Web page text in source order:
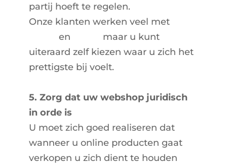
partij hoeft te regelen.
Onze klanten werken veel met
en
maar u kunt
uiteraard zelf kiezen waar u zich het
prettigste bij voelt.
5. Zorg dat uw webshop juridisch
in orde is
U moet zich goed realiseren dat
wanneer u online producten gaat
verkopen u zich dient te houden